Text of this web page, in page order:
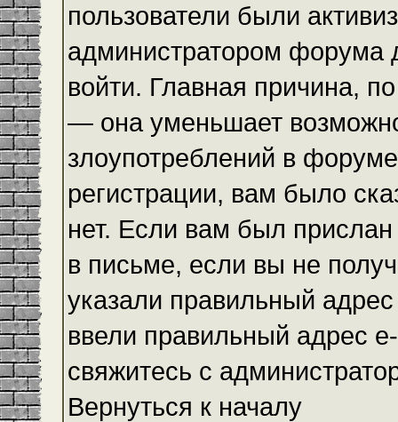
пользователи были
администратором форума
войти. Главная причина,
— она уменьшает
злоупотреблений в
регистрации, вам было
нет. Если вам был
в письме, если вы не
указали правильный
ввели правильный адрес
свяжитесь с
Вернуться к началу